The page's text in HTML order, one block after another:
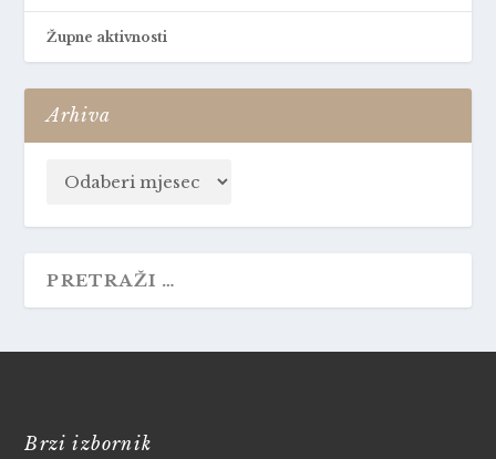
Župne aktivnosti
Arhiva
Brzi izbornik